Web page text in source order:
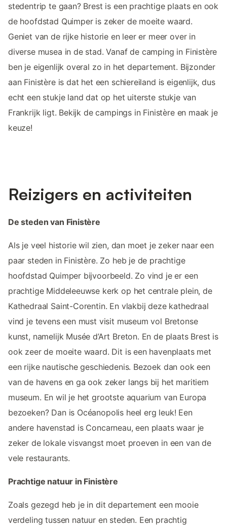
stedentrip te gaan? Brest is een prachtige plaats en ook
de hoofdstad Quimper is zeker de moeite waard.
Geniet van de rijke historie en leer er meer over in
diverse musea in de stad. Vanaf de camping in Finistère
ben je eigenlijk overal zo in het departement. Bijzonder
aan Finistère is dat het een schiereiland is eigenlijk, dus
echt een stukje land dat op het uiterste stukje van
Frankrijk ligt. Bekijk de campings in Finistère en maak je
keuze!
Reizigers en activiteiten
De steden van Finistère
Als je veel historie wil zien, dan moet je zeker naar een
paar steden in Finistère. Zo heb je de prachtige
hoofdstad Quimper bijvoorbeeld. Zo vind je er een
prachtige Middeleeuwse kerk op het centrale plein, de
Kathedraal Saint-Corentin. En vlakbij deze kathedraal
vind je tevens een must visit museum vol Bretonse
kunst, namelijk Musée d’Art Breton. En de plaats Brest is
ook zeer de moeite waard. Dit is een havenplaats met
een rijke nautische geschiedenis. Bezoek dan ook een
van de havens en ga ook zeker langs bij het maritiem
museum. En wil je het grootste aquarium van Europa
bezoeken? Dan is Océanopolis heel erg leuk! Een
andere havenstad is Concarneau, een plaats waar je
zeker de lokale visvangst moet proeven in een van de
vele restaurants.
Prachtige natuur in Finistère
Zoals gezegd heb je in dit departement een mooie
verdeling tussen natuur en steden. Een prachtig